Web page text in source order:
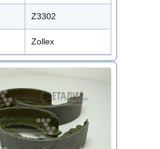
Z3302
Zollex